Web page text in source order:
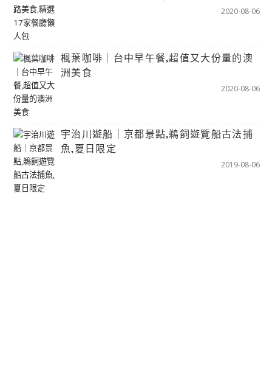
2020-08-06
楓葉咖啡｜台中早午餐,超值又大份量的澳
洲美食
2020-08-06
宇治川遊船｜京都景點,鵜飼遊覽船古法捕
魚,夏日限定
2019-08-06